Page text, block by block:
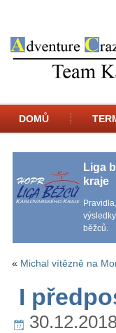
DOMŮ
Liga
kraje
běžců.
« Michal vítězně na
I